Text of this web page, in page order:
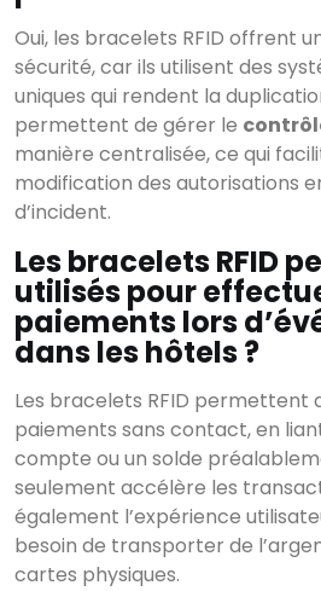
Oui, les bracelets RFID offrent
sécurité, car ils utilisent des
uniques qui rendent la
permettent de gérer le
manière centralisée, ce qui
modification des autorisations
d’incident.
Les bracelets RFID
utilisés pour
paiements lors
dans les hôtels ?
Les bracelets RFID permettent
paiements sans contact, en
compte ou un solde
seulement accélère les
également l’expérience
besoin de transporter de
cartes physiques.